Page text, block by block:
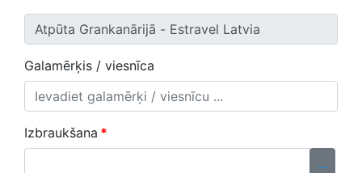
Galamērķis / viesnīca
Izbraukšana *
...